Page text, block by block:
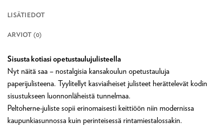
LISÄTIEDOT
ARVIOT (0)
Sisusta kotiasi opetustaulujulisteella
Nyt näitä saa – nostalgisia kansakoulun opetustauluja
paperijulisteena. Tyylitellyt kasviaiheiset julisteet herättelevät kodin
sisustukseen luonnonläheistä tunnelmaa.
Peltoherne-juliste sopii erinomaisesti keittiöön niin modernissa
kaupunkiasunnossa kuin perinteisessä rintamiestalossakin.